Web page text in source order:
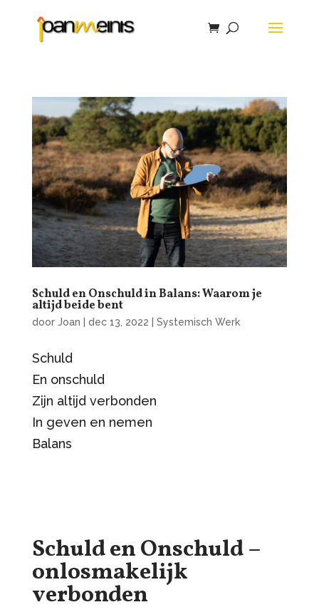
Schuld en Onschuld in Balans: Waarom je
altijd beide bent
door Joan dec 13, 2022 Systemisch Werk
Schuld
En onschuld
Zijn altijd verbonden
In geven en nemen
Balans
Schuld en Onschuld –
onlosmakelijk
verbonden